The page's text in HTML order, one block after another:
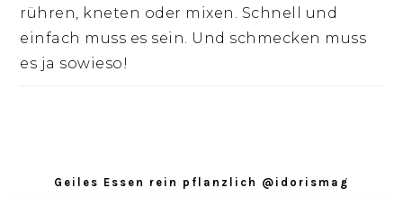
rühren, kneten oder mixen. Schnell und
einfach muss es sein. Und schmecken muss
es ja sowieso!
Geiles Essen rein pflanzlich @idorismag